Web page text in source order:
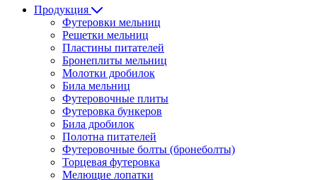
Продукция
Футеровки мельниц
Решетки мельниц
Пластины питателей
Бронеплиты мельниц
Молотки дробилок
Била мельниц
Футеровочные плиты
Футеровка бункеров
Била дробилок
Полотна питателей
Футеровочные болты (бронеболты)
Торцевая футеровка
Мелющие лопатки